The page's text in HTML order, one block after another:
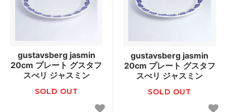
gustavsberg jasmin
20cm プレート グスタフ
スべリ ジャスミン
SOLD OUT
gustavsberg jasmin
20cm プレート グスタフ
スべリ ジャスミン
SOLD OUT